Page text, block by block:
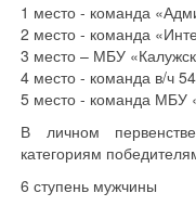
1 место - команда
2 место - команда
3 место – МБУ
4 место - команда в/ч
5 место - команда МБУ
В личном
категориям
6 ступень мужчины